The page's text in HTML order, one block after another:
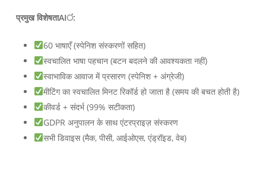
प्रमुख विशेषताAIं:
60 भाषाएँ (स्पेनिश संस्करणों सहित)
स्वचालित भाषा पहचान (बटन बदलने की आवश्यकता नहीं)
स्वाभाविक आवाज में प्रसारण (स्पेनिश + अंग्रेजी)
मीटिंग का स्वचालित मिनट रिकॉर्ड हो जाता है (समय की बचत होती है)
कीवर्ड + संदर्भ (99% सटीकता)
GDPR अनुपालन के साथ एंटरप्राइज़ संस्करण
सभी डिवाइस (मैक, पीसी, आईओएस, एंड्रॉइड, वेब)